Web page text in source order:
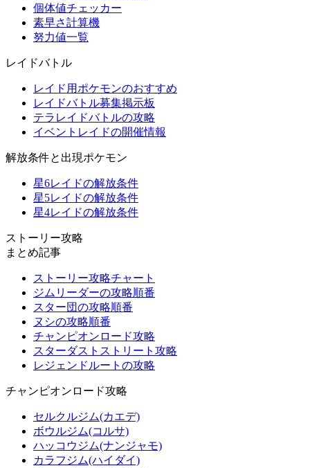
個体値チェッカー
素早さ計算機
努力値一覧
レイドバトル
レイド用ポケモンのおすすめ
レイドバトル募集掲示板
テラレイドバトルの攻略
イベントレイドの開催情報
解放条件と出現ポケモン
星6レイドの解放条件
星5レイドの解放条件
星4レイドの解放条件
ストーリー攻略
まとめ記事
ストーリー攻略チャート
ジムリーダーの攻略順番
スター団の攻略順番
ヌシの攻略順番
チャンピオンロード攻略
スターダストストリート攻略
レジェンドルートの攻略
チャンピオンロード攻略
セルクルジム(カエデ)
ボウルジム(コルサ)
ハッコウジム(ナンジャモ)
カラフジム(ハイダイ)